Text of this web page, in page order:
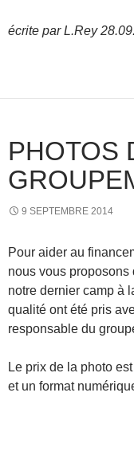
écrite par L.Rey
PHOTOS
9 SEPTEMBRE 2014
Pour aider au
nous vous proposons
notre dernier camp à
qualité ont été pris
responsable du
Le prix de la photo
et un format